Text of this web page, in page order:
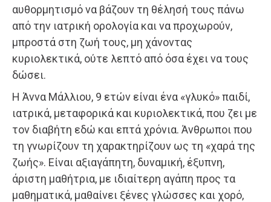
αυθορμητισμό να βάζουν τη θέλησή τους πάνω
από την ιατρική ορολογία και να προχωρούν,
μπροστά στη ζωή τους, μη χάνοντας
κυριολεκτικά, ούτε λεπτό από όσα έχει να τους
δώσει.
Η Άννα Μάλλιου, 9 ετών είναι ένα «γλυκό» παιδί,
ιατρικά, μεταφορικά και κυριολεκτικά, που ζει με
τον διαβήτη εδώ και επτά χρόνια. Άνθρωποι που
τη γνωρίζουν τη χαρακτηρίζουν ως τη «χαρά της
ζωής». Είναι αξιαγάπητη, δυναμική, έξυπνη,
άριστη μαθήτρια, με ιδιαίτερη αγάπη προς τα
μαθηματικά, μαθαίνει ξένες γλώσσες και χορό,